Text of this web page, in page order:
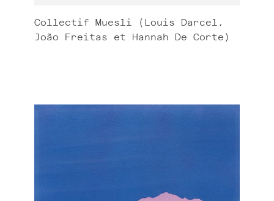
Collectif Muesli (Louis Darcel,
João Freitas et Hannah De Corte)